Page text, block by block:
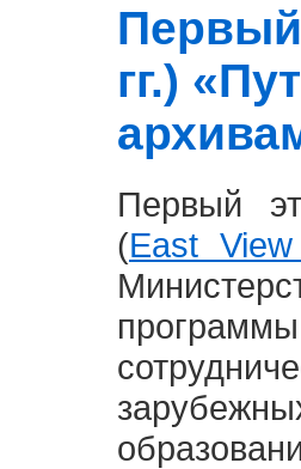
Первый
гг.)
Первый
(East